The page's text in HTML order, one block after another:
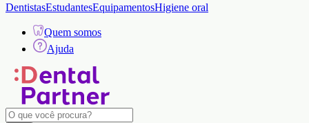
DentistasEstudantesEquipamentosHigiene oral
Quem somos
Ajuda